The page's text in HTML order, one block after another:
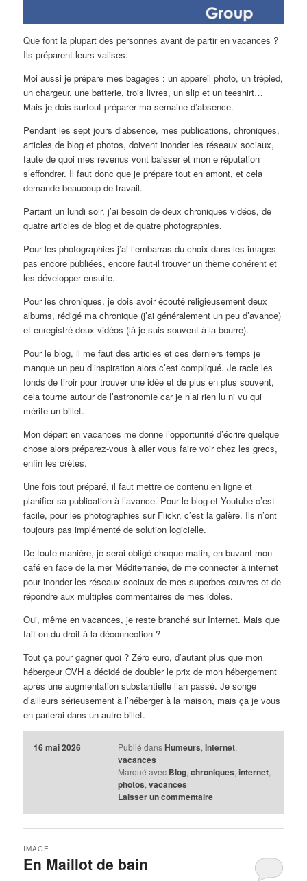
Que font la plupart des personnes avant de partir en vacances ?
Ils préparent leurs valises.
Moi aussi je prépare mes bagages : un appareil photo, un trépied,
un chargeur, une batterie, trois livres, un slip et un teeshirt…
Mais je dois surtout préparer ma semaine d’absence.
Pendant les sept jours d’absence, mes publications, chroniques,
articles de blog et photos, doivent inonder les réseaux sociaux,
faute de quoi mes revenus vont baisser et mon e réputation
s’effondrer. Il faut donc que je prépare tout en amont, et cela
demande beaucoup de travail.
Partant un lundi soir, j’ai besoin de deux chroniques vidéos, de
quatre articles de blog et de quatre photographies.
Pour les photographies j’ai l’embarras du choix dans les images
pas encore publiées, encore faut-il trouver un thème cohérent et
les développer ensuite.
Pour les chroniques, je dois avoir écouté religieusement deux
albums, rédigé ma chronique (j’ai généralement un peu d’avance)
et enregistré deux vidéos (là je suis souvent à la bourre).
Pour le blog, il me faut des articles et ces derniers temps je
manque un peu d’inspiration alors c’est compliqué. Je racle les
fonds de tiroir pour trouver une idée et de plus en plus souvent,
cela tourne autour de l’astronomie car je n’ai rien lu ni vu qui
mérite un billet.
Mon départ en vacances me donne l’opportunité d’écrire quelque
chose alors préparez-vous à aller vous faire voir chez les grecs,
enfin les crètes.
Une fois tout préparé, il faut mettre ce contenu en ligne et
planifier sa publication à l’avance. Pour le blog et Youtube c’est
facile, pour les photographies sur Flickr, c’est la galère. Ils n’ont
toujours pas implémenté de solution logicielle.
De toute manière, je serai obligé chaque matin, en buvant mon
café en face de la mer Méditerranée, de me connecter à internet
pour inonder les réseaux sociaux de mes superbes œuvres et de
répondre aux multiples commentaires de mes idoles.
Oui, même en vacances, je reste branché sur Internet. Mais que
fait-on du droit à la déconnection ?
Tout ça pour gagner quoi ? Zéro euro, d’autant plus que mon
hébergeur OVH a décidé de doubler le prix de mon hébergement
après une augmentation substantielle l’an passé. Je songe
d’ailleurs sérieusement à l’héberger à la maison, mais ça je vous
en parlerai dans un autre billet.
16 mai 2026 Publié dans Humeurs,Internet,
vacances
Marqué avec Blog,chroniques,internet,
photos,vacances
Laisser un commentaire
En Maillot de bain
IMAGE